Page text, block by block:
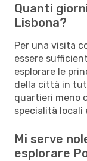
Quanti
Lisbona?
Per una visita
essere
esplorare le
della città in
quartieri meno
specialità locali
Mi serve
esplorare